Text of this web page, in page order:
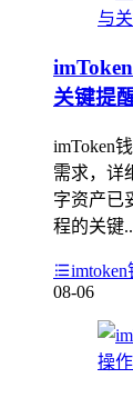
关键提
imToken
需求，详
字资产已
程的关键
08-06